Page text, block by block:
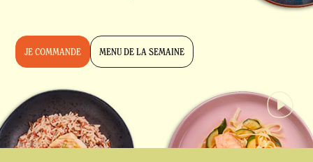
JE COMMANDE MENU DE LA SEMAINE